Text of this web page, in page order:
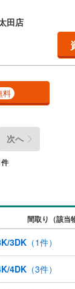
よりご希望の日時
地のご案内につい
経験豊富なスタッ
り駅等、ご指定
ます。◎個別FP相
談、まずは家探し
す。ぜひお気軽に
を含めた数社で
件
田店
料
次へ
件
間取り（該当
3DK（1件）
4DK（3件）
以上
ど